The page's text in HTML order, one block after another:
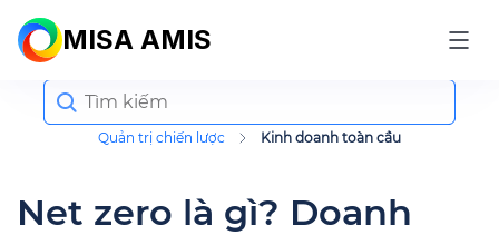
MISA AMIS
Quản trị chiến lược Kinh doanh toàn cầu
Search
for:
Net zero là gì? Doanh